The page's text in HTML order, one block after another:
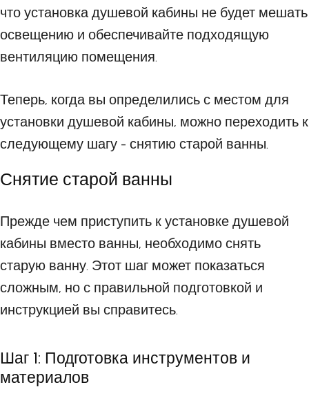
что установка душевой кабины не будет мешать
освещению и обеспечивайте подходящую
вентиляцию помещения.
Теперь, когда вы определились с местом для
установки душевой кабины, можно переходить к
следующему шагу - снятию старой ванны.
Снятие старой ванны
Прежде чем приступить к установке душевой
кабины вместо ванны, необходимо снять
старую ванну. Этот шаг может показаться
сложным, но с правильной подготовкой и
инструкцией вы справитесь.
Шаг 1: Подготовка инструментов и
материалов